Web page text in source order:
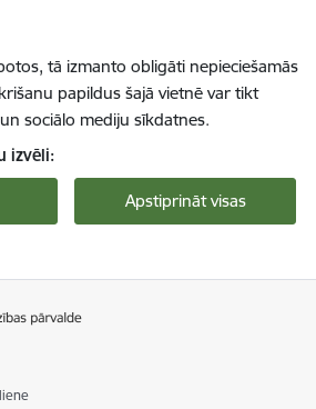
tā izmanto obligāti nepieciešamās
papildus šajā vietnē var tikt
sociālo mediju sīkdatnes.
izvēli:
Apstiprināt visas